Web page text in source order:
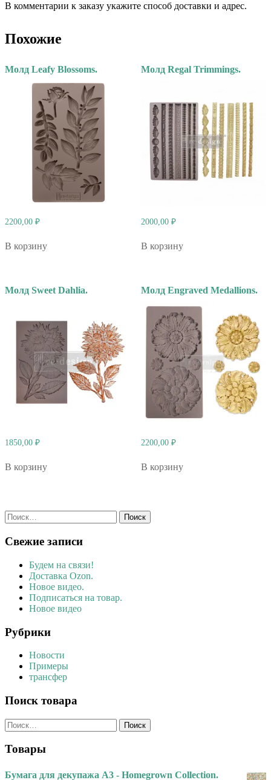
В комментарии к заказу укажите способ доставки и адрес.
Похожие
Молд Leafy Blossoms.
2200,00 ₽
В корзину
Молд Regal Trimmings.
2000,00 ₽
В корзину
Молд Sweet Dahlia.
1850,00 ₽
В корзину
Молд Engraved Medallions.
2200,00 ₽
В корзину
Найти:
Свежие записи
Будем на связи!
Доставка Ozon.
Новое видео.
Подписаться на товар.
Новое видео
Рубрики
Новости
Примеры
трансфер
Поиск товара
Найти:
Товары
Бумага для декупажа А3 - Homegrown Collection.